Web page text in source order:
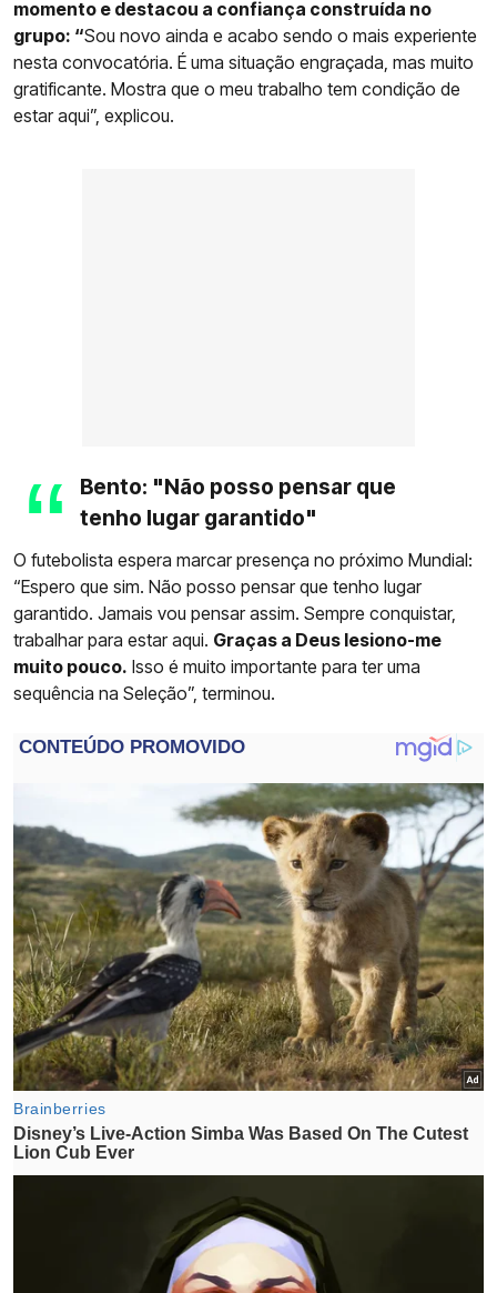
momento e destacou a confiança construída no
grupo: “Sou novo ainda e acabo sendo o mais experiente
nesta convocatória. É uma situação engraçada, mas muito
gratificante. Mostra que o meu trabalho tem condição de
estar aqui”, explicou.
Bento: "Não posso pensar que
tenho lugar garantido"
O futebolista espera marcar presença no próximo Mundial:
“Espero que sim. Não posso pensar que tenho lugar
garantido. Jamais vou pensar assim. Sempre conquistar,
trabalhar para estar aqui. Graças a Deus lesiono-me
muito pouco. Isso é muito importante para ter uma
sequência na Seleção”, terminou.